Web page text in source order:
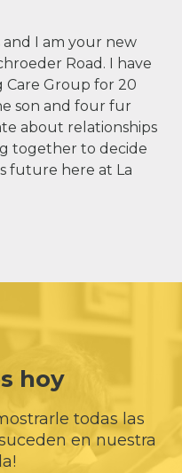
and I am your new
Road. I have
Group for 20
son and four fur
about relationships
together to decide
future here at La
hoy
todas las
en nuestra